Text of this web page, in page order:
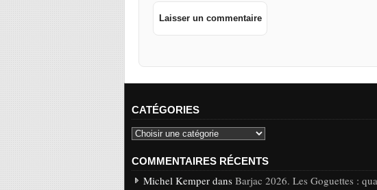
CATÉGORIES
COMMENTAIRES RÉCENTS
Michel Kemper dans Barjac 2026. Les Goguettes :